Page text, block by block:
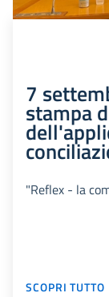
7
stampa
"Reflex - la
SCOPRI TUTTO